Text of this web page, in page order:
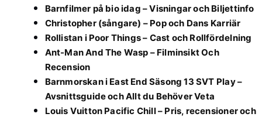
Barnfilmer på bio idag – Visningar och Biljettinfo
Christopher (sångare) – Pop och Dans Karriär
Rollistan i Poor Things – Cast och Rollfördelning
Ant-Man And The Wasp – Filminsikt Och
Recension
Barnmorskan i East End Säsong 13 SVT Play –
Avsnittsguide och Allt du Behöver Veta
Louis Vuitton Pacific Chill – Pris, recensioner och